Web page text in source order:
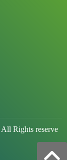
Rights reserve